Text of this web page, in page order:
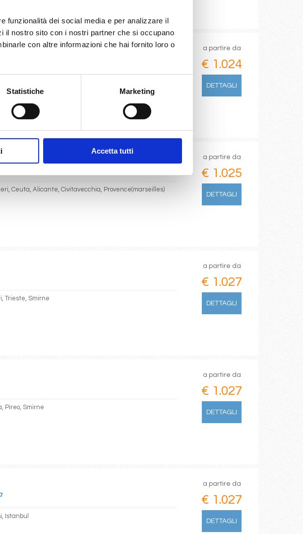
funzionalità dei social media e per analizzare il
il nostro sito con i nostri partner che si occupano
con altre informazioni che hai fornito loro o
Statistiche Marketing
Accetta tutti
a partire da
€ 1.024
DETTAGLI
Ceuta, Alicante, Civitavecchia, Provence(marseilles)
a partire da
€ 1.025
DETTAGLI
Trieste, Smirne
a partire da
€ 1.027
DETTAGLI
Pireo, Smirne
a partire da
€ 1.027
DETTAGLI
Istanbul
a partire da
€ 1.027
DETTAGLI